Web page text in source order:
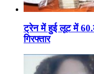
ट्रेन में हुई लूट में
गिरफ्तार